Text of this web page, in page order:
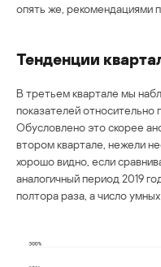
опять же, рекомендациями
Тенденции
В третьем квартале мы
показателей относительно
Обусловлено это скорее
втором квартале, нежели
хорошо видно, если
аналогичный период 2019
полтора раза, а число